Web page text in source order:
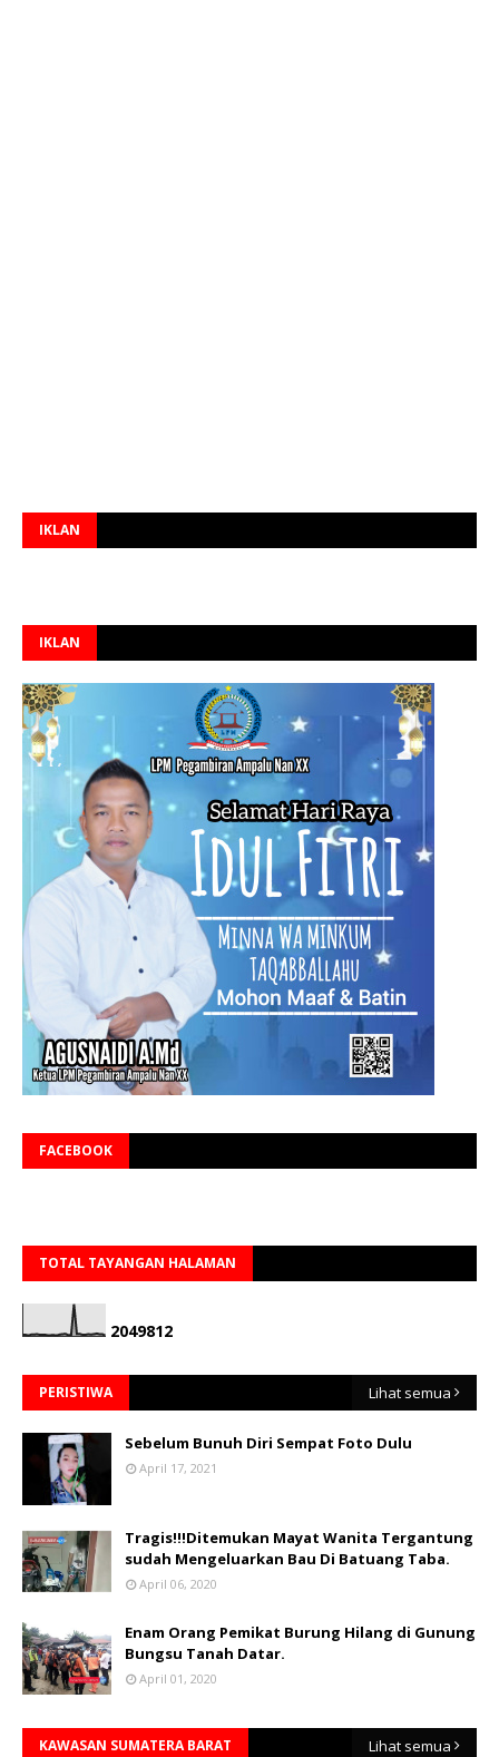
IKLAN
IKLAN
FACEBOOK
TOTAL TAYANGAN HALAMAN
2049812
PERISTIWA Lihat semua
Sebelum Bunuh Diri Sempat Foto Dulu
April 17, 2021
Tragis!!!Ditemukan Mayat Wanita Tergantung
sudah Mengeluarkan Bau Di Batuang Taba.
April 06, 2020
Enam Orang Pemikat Burung Hilang di Gunung
Bungsu Tanah Datar.
April 01, 2020
KAWASAN SUMATERA BARAT Lihat semua